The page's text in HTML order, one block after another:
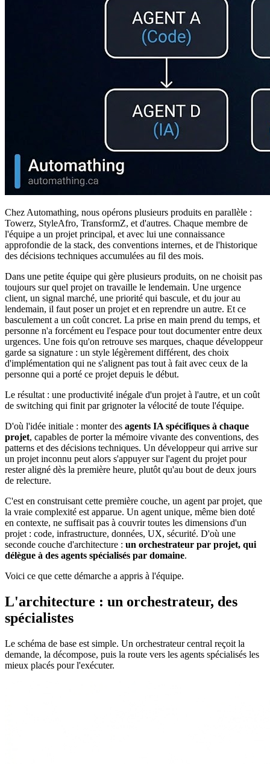
Chez Automathing, nous opérons plusieurs produits en parallèle :
Towerz, StyleAfro, TransformZ, et d'autres. Chaque membre de
l'équipe a un projet principal, et avec lui une connaissance
approfondie de la stack, des conventions internes, et de l'historique
des décisions techniques accumulées au fil des mois.
Dans une petite équipe qui gère plusieurs produits, on ne choisit pas
toujours sur quel projet on travaille le lendemain. Une urgence
client, un signal marché, une priorité qui bascule, et du jour au
lendemain, il faut poser un projet et en reprendre un autre. Et ce
basculement a un coût concret. La prise en main prend du temps, et
personne n'a forcément eu l'espace pour tout documenter entre deux
urgences. Une fois qu'on retrouve ses marques, chaque développeur
garde sa signature : un style légèrement différent, des choix
d'implémentation qui ne s'alignent pas tout à fait avec ceux de la
personne qui a porté ce projet depuis le début.
Le résultat : une productivité inégale d'un projet à l'autre, et un coût
de switching qui finit par grignoter la vélocité de toute l'équipe.
D'où l'idée initiale : monter des agents IA spécifiques à chaque
projet, capables de porter la mémoire vivante des conventions, des
patterns et des décisions techniques. Un développeur qui arrive sur
un projet inconnu peut alors s'appuyer sur l'agent du projet pour
rester aligné dès la première heure, plutôt qu'au bout de deux jours
de relecture.
C'est en construisant cette première couche, un agent par projet, que
la vraie complexité est apparue. Un agent unique, même bien doté
en contexte, ne suffisait pas à couvrir toutes les dimensions d'un
projet : code, infrastructure, données, UX, sécurité. D'où une
seconde couche d'architecture : un orchestrateur par projet, qui
délègue à des agents spécialisés par domaine.
Voici ce que cette démarche a appris à l'équipe.
L'architecture : un orchestrateur, des
spécialistes
Le schéma de base est simple. Un orchestrateur central reçoit la
demande, la décompose, puis la route vers les agents spécialisés les
mieux placés pour l'exécuter.